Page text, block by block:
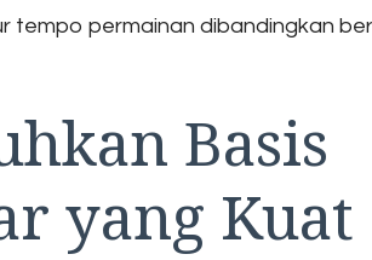
tempo permainan dibandingkan
Basis
yang Kuat